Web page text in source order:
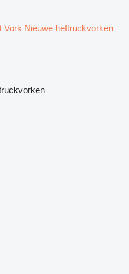
Vork Nieuwe heftruckvorken